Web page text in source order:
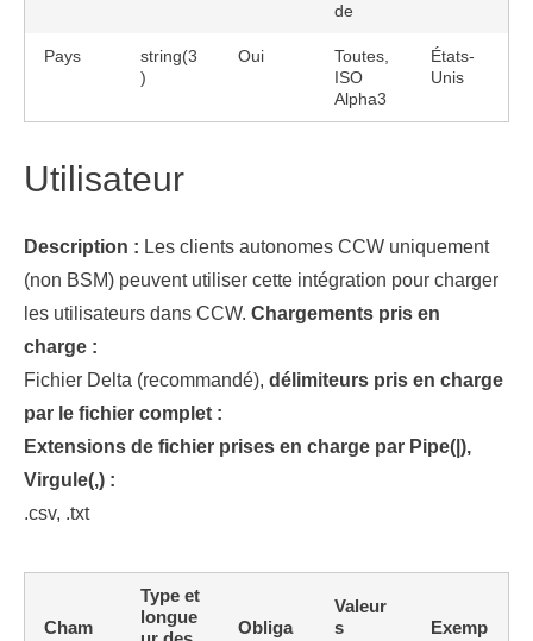
de
Pays
string(3
)
Oui
Toutes,
ISO
Alpha3
États-
Unis
Utilisateur
Description : Les clients autonomes CCW uniquement
(non BSM) peuvent utiliser cette intégration pour charger
les utilisateurs dans CCW. Chargements pris en
charge :
Fichier Delta (recommandé), délimiteurs pris en charge
par le fichier complet :
Extensions de fichier prises en charge par Pipe(|),
Virgule(,) :
.csv, .txt
Cham
Type et
longue
Obliga
Valeur
s
Exemp